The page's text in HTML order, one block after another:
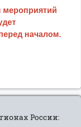
мероприятий
началом.
России: